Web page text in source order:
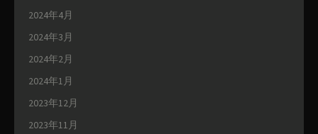
2024年4月
2024年3月
2024年2月
2024年1月
2023年12月
2023年11月